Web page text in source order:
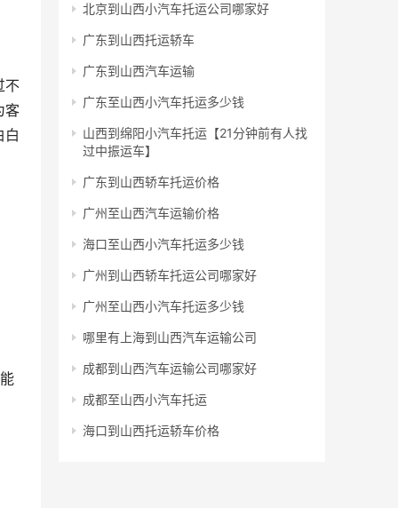
不
客
白
北京到山西小汽车托运公司哪家好
广东到山西托运轿车
广东到山西汽车运输
广东至山西小汽车托运多少钱
山西到绵阳小汽车托运【21分钟前有人找
过中振运车】
广东到山西轿车托运价格
广州至山西汽车运输价格
海口至山西小汽车托运多少钱
广州到山西轿车托运公司哪家好
广州至山西小汽车托运多少钱
哪里有上海到山西汽车运输公司
成都到山西汽车运输公司哪家好
成都至山西小汽车托运
海口到山西托运轿车价格